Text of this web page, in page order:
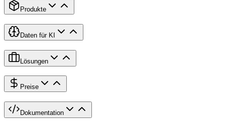
Produkte
Daten für KI
Lösungen
Preise
Dokumentation